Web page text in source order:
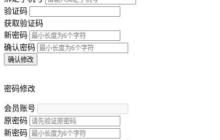
验证码
获取验证码
新密码
确认密码
确认修改
密码修改
会员账号
原密码
新密码